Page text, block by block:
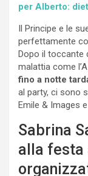
per Alberto:
Il Principe e le
perfettamente
Dopo il toccante
malattia come
fino a notte
al party, ci sono
Emile & Images
Sabrina
alla festa